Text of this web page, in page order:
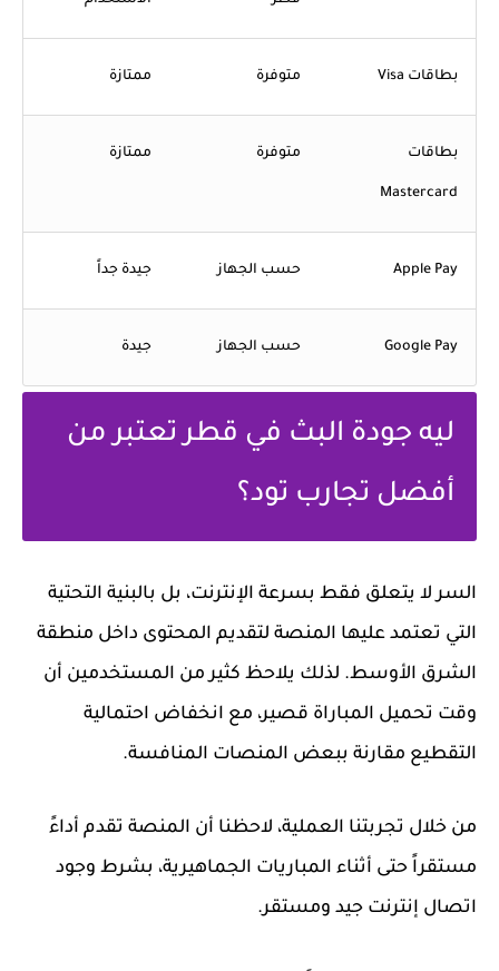
بطاقات Visa متوفرة ممتازة
بطاقات
Mastercard
متوفرة ممتازة
Apple Pay حسب الجهاز جيدة جداً
Google Pay حسب الجهاز جيدة
ليه جودة البث في قطر تعتبر من
أفضل تجارب تود؟
السر لا يتعلق فقط بسرعة الإنترنت، بل بالبنية التحتية
التي تعتمد عليها المنصة لتقديم المحتوى داخل منطقة
الشرق الأوسط. لذلك يلاحظ كثير من المستخدمين أن
وقت تحميل المباراة قصير، مع انخفاض احتمالية
التقطيع مقارنة ببعض المنصات المنافسة.
من خلال تجربتنا العملية، لاحظنا أن المنصة تقدم أداءً
مستقراً حتى أثناء المباريات الجماهيرية، بشرط وجود
اتصال إنترنت جيد ومستقر.